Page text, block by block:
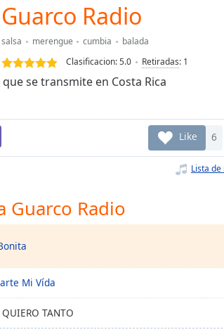
Guarco Radio
salsa merengue cumbia
balada
Clasificacion:5.0 Retiradas: 1
se transmite en Costa Rica
Like 6
Lista
Guarco Radio
Mi Vída
TANTO